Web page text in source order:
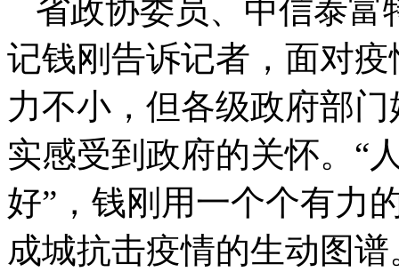
省政协委员、中信泰富
记钱刚告诉记者，面对
力不小，但各级政府部
实感受到政府的关怀。“
好”，钱刚用一个个有力
成城抗击疫情的生动图谱